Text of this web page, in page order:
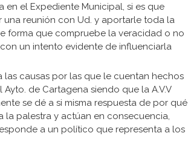
en el Expediente Municipal, si es que
una reunión con Ud. y aportarle toda la
forma que compruebe la veracidad o no
un intento evidente de influenciarla
las causas por las que le cuentan hechos
de Cartagena siendo que la A.V.V
se dé a si misma respuesta de por qué
la palestra y actúan en consecuencia,
a un político que representa a los